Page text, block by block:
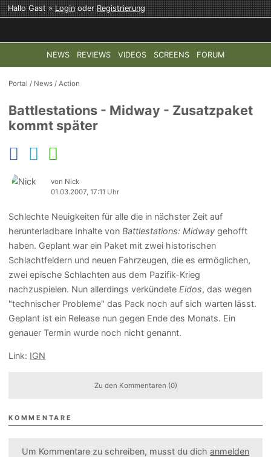
Hallo Gast »LoginoderRegistrierung
NEWS REVIEWS VIDEOS SCREENS FORUM
TOP-THEMEN: COD: MODERN WARFARE 4 HALO:
Portal / News /Action
Battlestations - Midway - Zusatzpaket
kommt später
von Nick
01.03.2007, 17:11 Uhr
Schlechte Neuigkeiten für alle die in nächster Zeit auf
herunterladbare Inhalte von Battlestations: Midway gehofft
haben. Geplant war ein Paket mit zwei historischen
Schlachtfeldern und neuen Fahrzeugen, die es ermöglichen,
zwei epische Schlachten aus dem Pazifik-Krieg
nachzuspielen. Nun allerdings verkündete Eidos, das wegen
"technischer Probleme" das Pack noch auf sich warten lässt.
Geplant ist ein Release nun gegen Ende des Monats. Ein
genauer Termin wurde noch nicht genannt.
Link: IGN
Zu den Kommentaren (0)
KOMMENTARE
Um Kommentare zu schreiben, musst du dich anmelden